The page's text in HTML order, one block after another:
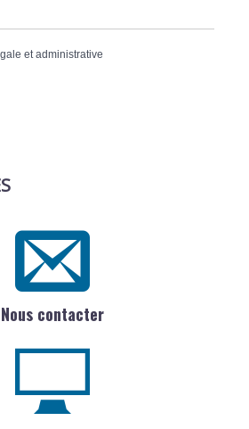
et administrative
Nous contacter